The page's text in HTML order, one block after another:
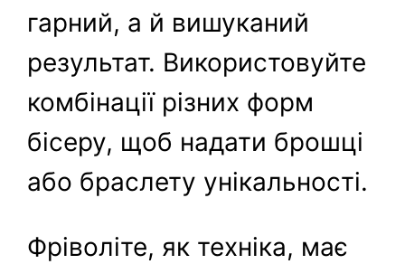
гарний, а й вишуканий
результат. Використовуйте
комбінації різних форм
бісеру, щоб надати брошці
або браслету унікальності.
Фріволіте, як техніка, має